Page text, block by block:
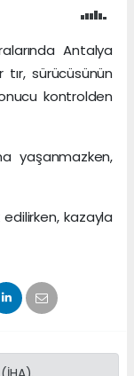
Antalya
tır, sürücüsünün
kontrolden
yaşanmazken,
kazayla